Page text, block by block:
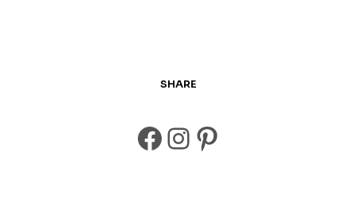
SHARE
Facebook
Instagram
Pinterest